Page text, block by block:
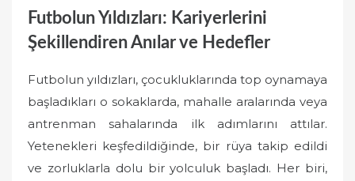
Futbolun Yıldızları: Kariyerlerini
Şekillendiren Anılar ve Hedefler
Futbolun yıldızları, çocukluklarında top oynamaya
başladıkları o sokaklarda, mahalle aralarında veya
antrenman sahalarında ilk adımlarını attılar.
Yetenekleri keşfedildiğinde, bir rüya takip edildi
ve zorluklarla dolu bir yolculuk başladı. Her biri,